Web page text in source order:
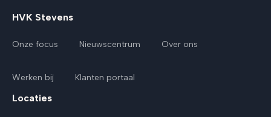
HVK Stevens
Onze focus Nieuwscentrum Over ons
Werken bij Klanten portaal
Locaties